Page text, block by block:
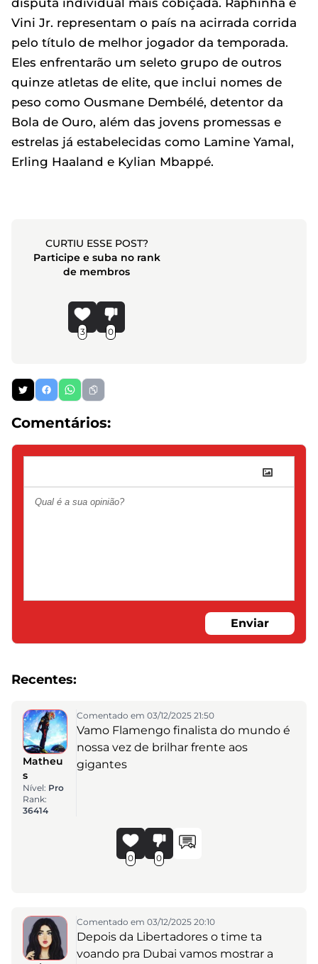
disputa individual mais cobiçada. Raphinha e
Vini Jr. representam o país na acirrada corrida
pelo título de melhor jogador da temporada.
Eles enfrentarão um seleto grupo de outros
quinze atletas de elite, que inclui nomes de
peso como Ousmane Dembélé, detentor da
Bola de Ouro, além das jovens promessas e
estrelas já estabelecidas como Lamine Yamal,
Erling Haaland e Kylian Mbappé.
CURTIU ESSE POST?
Participe e suba no rank
de membros
3 0
Comentários:
Enviar
Recentes:
Matheu
s
Nível: Pro
Rank:
36414
Comentado em 03/12/2025 21:50
Vamo Flamengo finalista do mundo é
nossa vez de brilhar frente aos
gigantes
0 0
Comentado em 03/12/2025 20:10
Depois da Libertadores o time ta
voando pra Dubai vamos mostrar a